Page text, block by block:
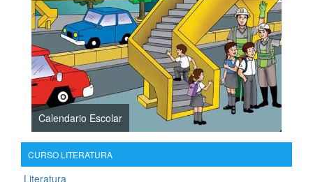
Calendario Escolar
CURSO LITERATURA
Literatura